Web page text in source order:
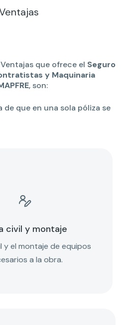
que ofrece el Seguro
y Maquinaria
, son:
de que en una sola póliza se

civil y montaje
y el montaje de equipos
a la obra.